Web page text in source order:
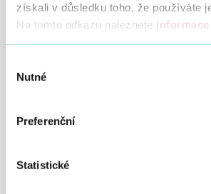
získali v důsledku toho, že používáte
Na tomto odkazu naleznete informace
souhlasu
Nutné
Preferenční
Statistické
Na páteční mimořádné schůzi
poslanci ve 3. čtení návrh
na zrušení zákona o evidenci
prvním čtení návrh na
Poslanecká sněmovna v pátek